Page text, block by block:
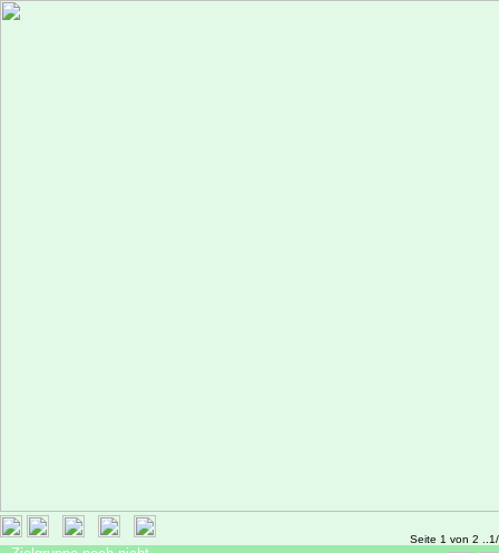
Seite 1 von 2